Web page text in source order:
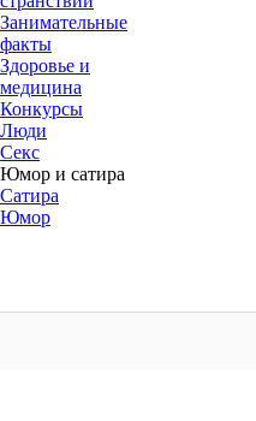
Занимательные
факты
Здоровье и
медицина
Конкурсы
Люди
Секс
Юмор и сатира
Сатира
Юмор